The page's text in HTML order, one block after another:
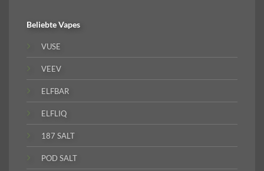
BeliebteVapes
VUSE
VEEV
ELFBAR
ELFLIQ
187 SALT
POD SALT